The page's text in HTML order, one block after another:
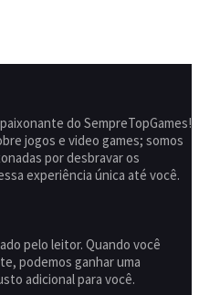
do SempreTopGames!
jogos e video games; somos
por desbravar os
experiência única até você.
pelo leitor. Quando você
podemos ganhar uma
adicional para você.